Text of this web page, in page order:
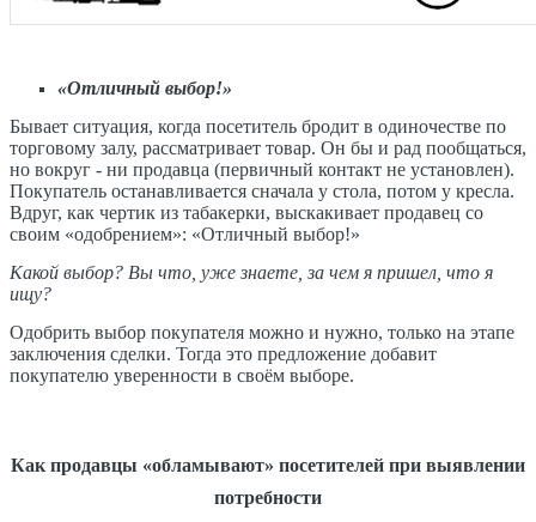
«Отличный выбор!»
Бывает ситуация, когда посетитель бродит в одиночестве по
торговому залу, рассматривает товар. Он бы и рад пообщаться,
но вокруг - ни продавца (первичный контакт не установлен).
Покупатель останавливается сначала у стола, потом у кресла.
Вдруг, как чертик из табакерки, выскакивает продавец со
своим «одобрением»: «Отличный выбор!»
Какой выбор? Вы что, уже знаете, за чем я пришел, что я
ищу?
Одобрить выбор покупателя можно и нужно, только на этапе
заключения сделки. Тогда это предложение добавит
покупателю уверенности в своём выборе.
Как продавцы «обламывают» посетителей при выявлении
потребности